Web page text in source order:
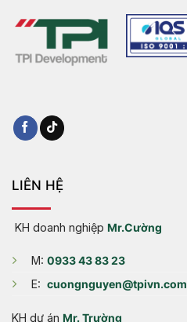
LIÊN HỆ
KH doanh nghiệp Mr.Cường
M: 0933 43 83 23
E: cuongnguyen@tpivn.com
KH dự án Mr. Trường